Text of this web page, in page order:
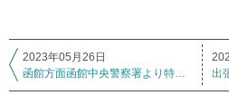
2023年05月26日